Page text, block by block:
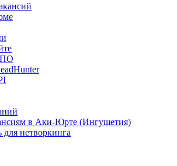
ПО
в Аки-Юрте (Ингушетия)
для нетворкинга